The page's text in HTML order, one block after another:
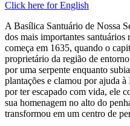
Click here for English
A Basílica Santuário de Nossa
dos mais importantes
começa em 1635, quando o
proprietário da região de
por uma serpente enquanto
plantações e clamou por ajuda
por ter escapado com vida, ele
sua homenagem no alto do
transformou em um centro de